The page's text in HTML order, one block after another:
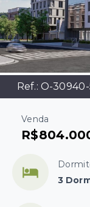
Ref.: O-
Venda
3